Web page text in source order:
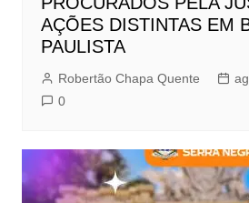
AÇÕES DISTINTAS EM
PAULISTA
Robertão Chapa Quente
0